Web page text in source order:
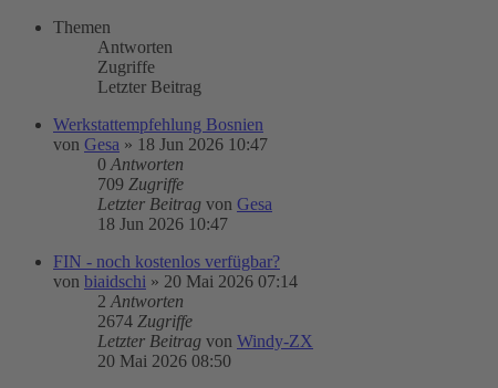
Themen
Antworten
Zugriffe
Letzter Beitrag
Werkstattempfehlung Bosnien
von Gesa » 18 Jun 2026 10:47
0 Antworten
709 Zugriffe
Letzter Beitrag von Gesa
18 Jun 2026 10:47
FIN - noch kostenlos verfügbar?
von biaidschi » 20 Mai 2026 07:14
2 Antworten
2674 Zugriffe
Letzter Beitrag von Windy-ZX
20 Mai 2026 08:50